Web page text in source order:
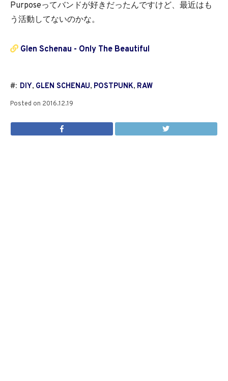
Purposeってバンドが好きだったんですけど、最近はも
う活動してないのかな。
Glen Schenau - Only The Beautiful
#: DIY, GLEN SCHENAU, POSTPUNK, RAW
Posted on 2016.12.19